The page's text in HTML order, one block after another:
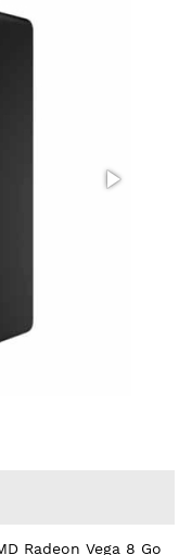
Radeon Vega 8 Go